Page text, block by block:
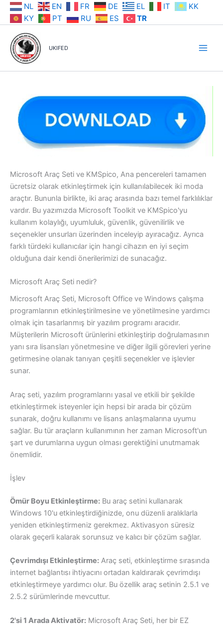
İçeriğe NL EN FR DE EL IT
KK
KY
PT RU ES TR
UKIFED
Microsoft Araç Seti ve KMSpico, Ana pencereleri tamamen
ücretsiz olarak etkinleştirmek için kullanılabilecek iki moda
araçtır. Bununla birlikte, iki araç arasında bazı temel farklılıklar
vardır. Bu yazımızda Microsoft Toolkit ve KMSpico'yu
kullanım kolaylığı, uyumluluk, güvenlik, güvenilirlik ve
seçenekler unsurları üzerinden inceleyip ayıracağız. Ayrıca
farklı türdeki kullanıcılar için hangi cihazın en iyi seçim
olduğuna dair kendi önerilerimizi de sunacağız.
Microsoft Araç Seti nedir?
Microsoft Araç Seti, Microsoft Office ve Windows çalışma
programlarının etkinleştirilmesine ve yönetilmesine yardımcı
olmak için tasarlanmış bir yazılım programı aracıdır.
Müşterilerin Microsoft ürünlerini etkinleştirip doğrulamasının
yanı sıra lisansları yönetmesine ve diğer ilgili görevleri yerine
getirmesine olanak tanıyan çeşitli seçenekler ve işlevler
sunar.
Araç seti, yazılım programlarını yasal ve etkili bir şekilde
etkinleştirmek isteyenler için hepsi bir arada bir çözüm
sunarak, doğru kullanımı ve lisans anlaşmalarına uyumu
sağlar. Bu tür araçların kullanımının her zaman Microsoft'un
şart ve durumlarına uygun olması gerektiğini unutmamak
önemlidir.
İşlev
Ömür Boyu Etkinleştirme: Bu araç setini kullanarak
Windows 10'u etkinleştirdiğinizde, onu düzenli aralıklarla
yeniden etkinleştirmeniz gerekmez. Aktivasyon süresiz
olarak geçerli kalarak sorunsuz ve kalıcı bir çözüm sağlar.
Çevrimdışı Etkinleştirme: Araç seti, etkinleştirme sırasında
internet bağlantısı ihtiyacını ortadan kaldırarak çevrimdışı
etkinleştirmeye yardımcı olur. Bu özellik araç setinin 2.5.1 ve
2.5.2 sürümlerinde mevcuttur.
2'si 1 Arada Aktivatör: Microsoft Araç Seti, her bir EZ